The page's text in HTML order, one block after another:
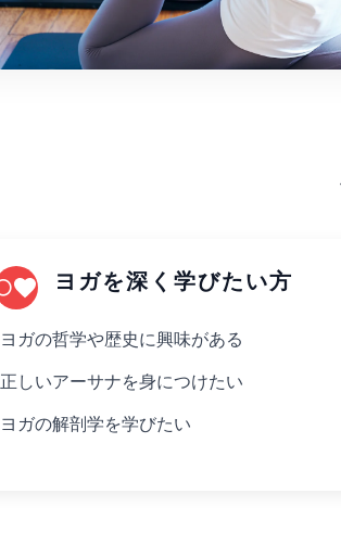
ヨガを深く学びたい方
ヨガの哲学や歴史に興味がある
正しいアーサナを身につけたい
ヨガの解剖学を学びたい